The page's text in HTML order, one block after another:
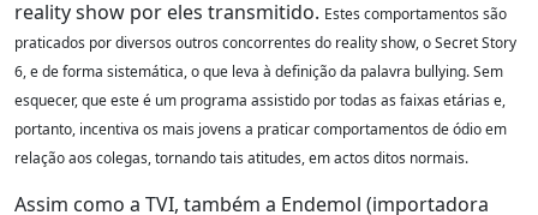
reality show por eles transmitido. Estes comportamentos são
praticados por diversos outros concorrentes do reality show, o Secret Story
6, e de forma sistemática, o que leva à definição da palavra bullying. Sem
esquecer, que este é um programa assistido por todas as faixas etárias e,
portanto, incentiva os mais jovens a praticar comportamentos de ódio em
relação aos colegas, tornando tais atitudes, em actos ditos normais.
Assim como a TVI, também a Endemol (importadora